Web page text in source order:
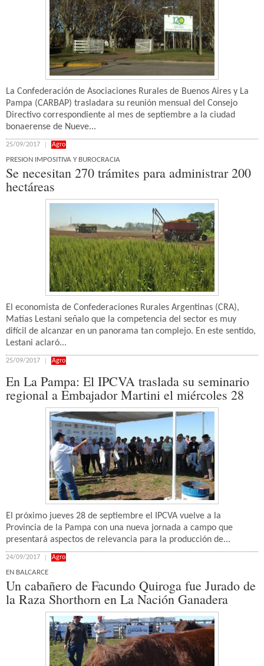
La Confederación de Asociaciones Rurales de Buenos Aires y La
Pampa (CARBAP) trasladara su reunión mensual del Consejo
Directivo correspondiente al mes de septiembre a la ciudad
bonaerense de Nueve...
25/09/2017 Agro
PRESION IMPOSITIVA Y BUROCRACIA
Se necesitan 270 trámites para administrar 200
hectáreas
El economista de Confederaciones Rurales Argentinas (CRA),
Matías Lestani señalo que la competencia del sector es muy
difícil de alcanzar en un panorama tan complejo. En este sentido,
Lestani aclaró...
25/09/2017 Agro
En La Pampa: El IPCVA traslada su seminario
regional a Embajador Martini el miércoles 28
El próximo jueves 28 de septiembre el IPCVA vuelve a la
Provincia de la Pampa con una nueva jornada a campo que
presentará aspectos de relevancia para la producción de...
24/09/2017 Agro
EN BALCARCE
Un cabañero de Facundo Quiroga fue Jurado de
la Raza Shorthorn en La Nación Ganadera